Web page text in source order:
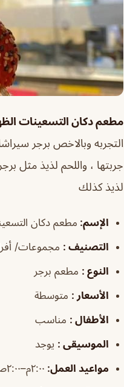
مطعم دكان التسعينات
التجربه وبالاخص برجر
جربتها ، واللحم لذيذ مثل
لذيذ كذلك
الإسم: مطعم دكان
التصنيف : مجموعات/
النوع : مطعم برجر
الأسعار : متوسطة
الأطفال : مناسب
الموسيقى : يوجد
مواعيد العمل: ٢:٠٠م–٢:٠٠ص